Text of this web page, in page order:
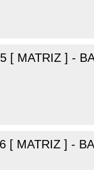
[ MATRIZ ] -
[ MATRIZ ] -